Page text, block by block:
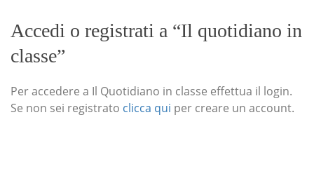
Accedi o registrati a “Il quotidiano in
classe”
Per accedere a Il Quotidiano in classe effettua il login.
Se non sei registrato clicca qui per creare un account.